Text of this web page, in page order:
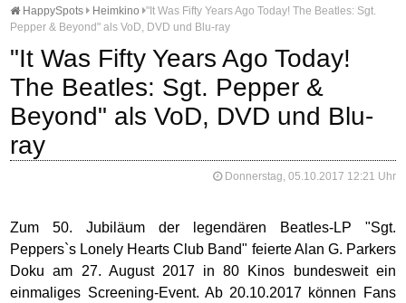
HappySpots Heimkino "It Was Fifty Years Ago Today! The Beatles: Sgt.
Pepper & Beyond" als VoD, DVD und Blu-ray
"It Was Fifty Years Ago Today!
The Beatles: Sgt. Pepper &
Beyond" als VoD, DVD und Blu-
ray
Donnerstag, 05.10.2017 12:21 Uhr
Zum 50. Jubiläum der legendären Beatles-LP "Sgt.
Peppers`s Lonely Hearts Club Band" feierte Alan G. Parkers
Doku am 27. August 2017 in 80 Kinos bundesweit ein
einmaliges Screening-Event. Ab 20.10.2017 können Fans